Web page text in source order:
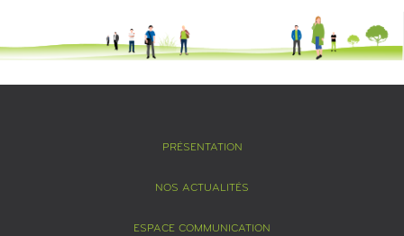
PRÉSENTATION
NOS ACTUALITÉS
ESPACE COMMUNICATION